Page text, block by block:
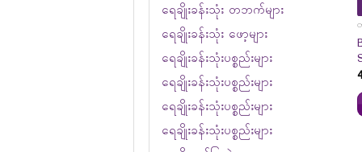
ရေချိုးခန်းသုံး တဘက်များ
ရေချိုးခန်းသုံး ဖော့များ
ရေချိုးခန်းသုံးပစ္စည်းများ
ရေချိုးခန်းသုံးပစ္စည်းများ
ရေချိုးခန်းသုံးပစ္စည်းများ
ရေချိုးခန်းသုံးပစ္စည်းများ